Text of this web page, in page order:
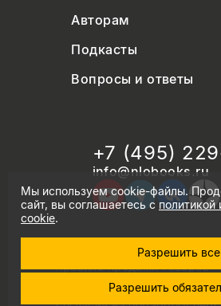
Авторам
Подкасты
Вопросы и ответы
+7 (495)
info@nlobooks.ru
© Новое литературное
правила продажи товаров
политика в области
политика использования
Мы используем cookie-файлы.
сайт, вы соглашаетесь сполитикой
cookie.
Разрешить все
Разрешить